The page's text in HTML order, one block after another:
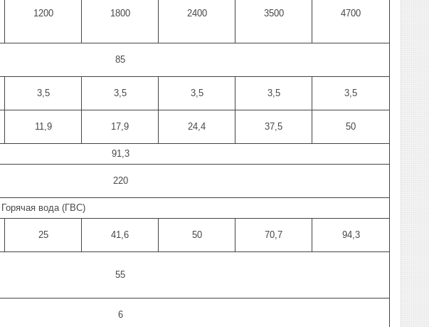
1200 1800 2400 3500 4700
85
3,5 3,5 3,5 3,5 3,5
11,9 17,9 24,4 37,5 50
91,3
220
Горячая вода (ГВС)
25 41,6 50 70,7 94,3
55
6